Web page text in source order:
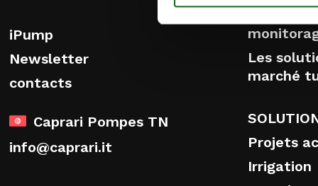
iPump
Newsletter
contacts
Caprari Pompes TN
info@caprari.it
Les
marché
Projets
Irrigation